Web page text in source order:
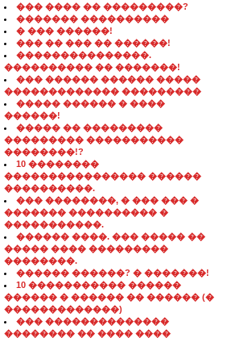
��� ���� �� ���������?
������� ����������
� ��� ������!
��� �� ��� �� ������!
���������������.
���������� �� �������!
��� ������ ������ �����
������������� ���������
����� ������ � ����
������!
����� �� ���������
��������� �����������
��������!?
10 ��������
���������������� ������
����������.
��� ��������, � ��� ��� �
������� ���������� �
�����������.
������ ����. ��� ����� ��
����� ���� ���������
��������.
������ ������? � �������!
10 ����������� ������
������ � ������ �� ������ (�
�������������)
��� ��������������
�������� �� ���� ����